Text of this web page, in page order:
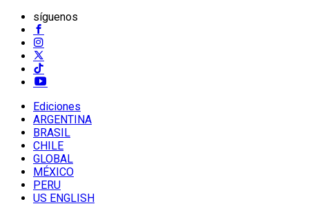
síguenos
Ediciones
ARGENTINA
BRASIL
CHILE
GLOBAL
MÉXICO
PERU
US ENGLISH